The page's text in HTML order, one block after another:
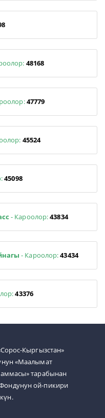
48168
47779
45524
45098
- Кароолор:43834
- Кароолор:43434
43376
Кыргызстан»
«Маалымат
тарабынан
ой-пикири